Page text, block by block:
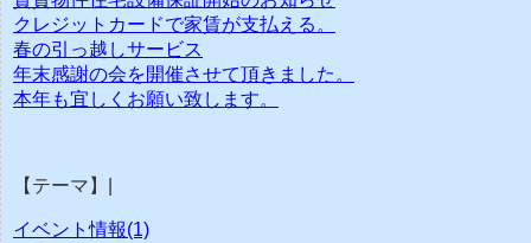
クレジットカードで家賃が支払える。
春の引っ越しサービス
年末感謝の会を開催させて頂きました。
本年も宜しくお願い致します。
【テーマ】|
イベント情報(1)